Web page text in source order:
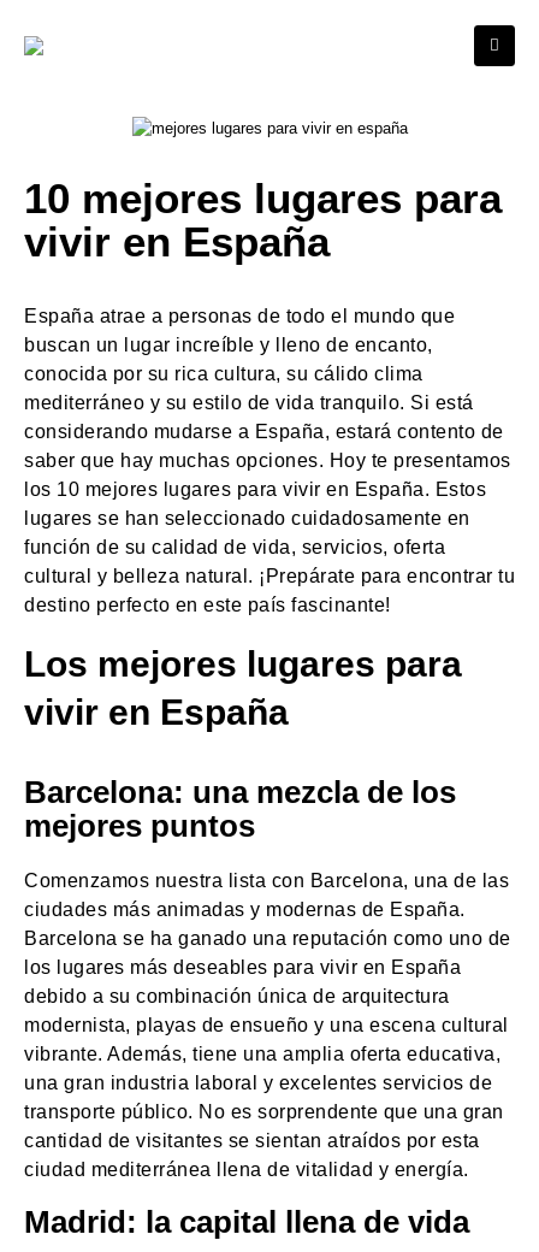
10 mejores lugares para
vivir en España
España atrae a personas de todo el mundo que
buscan un lugar increíble y lleno de encanto,
conocida por su rica cultura, su cálido clima
mediterráneo y su estilo de vida tranquilo. Si está
considerando mudarse a España, estará contento de
saber que hay muchas opciones. Hoy te presentamos
los 10 mejores lugares para vivir en España. Estos
lugares se han seleccionado cuidadosamente en
función de su calidad de vida, servicios, oferta
cultural y belleza natural. ¡Prepárate para encontrar tu
destino perfecto en este país fascinante!
Los mejores lugares para
vivir en España
Barcelona: una mezcla de los
mejores puntos
Comenzamos nuestra lista con Barcelona, una de las
ciudades más animadas y modernas de España.
Barcelona se ha ganado una reputación como uno de
los lugares más deseables para vivir en España
debido a su combinación única de arquitectura
modernista, playas de ensueño y una escena cultural
vibrante. Además, tiene una amplia oferta educativa,
una gran industria laboral y excelentes servicios de
transporte público. No es sorprendente que una gran
cantidad de visitantes se sientan atraídos por esta
ciudad mediterránea llena de vitalidad y energía.
Madrid: la capital llena de vida